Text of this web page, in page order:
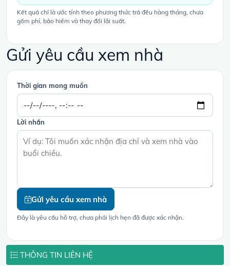
Kết quả chỉ là ước tính theo phương thức trả đều hàng tháng, chưa
gồm phí, bảo hiểm và thay đổi lãi suất.
Gửi yêu cầu xem nhà
Thời gian mong muốn
Lời nhắn
Gửi yêu cầu xem nhà
Đây là yêu cầu hỗ trợ, chưa phải lịch hẹn đã được xác nhận.
THÔNG TIN LIÊN HỆ